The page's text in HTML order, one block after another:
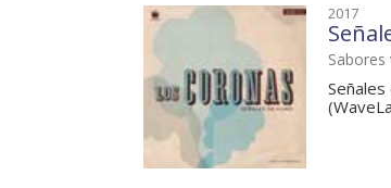
2017
Sabores